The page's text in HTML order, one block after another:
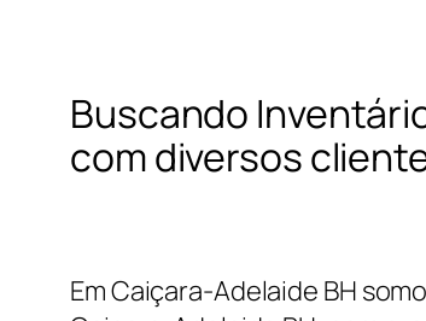
Buscando
com diversos
Em Caiçara-Adelaide BH